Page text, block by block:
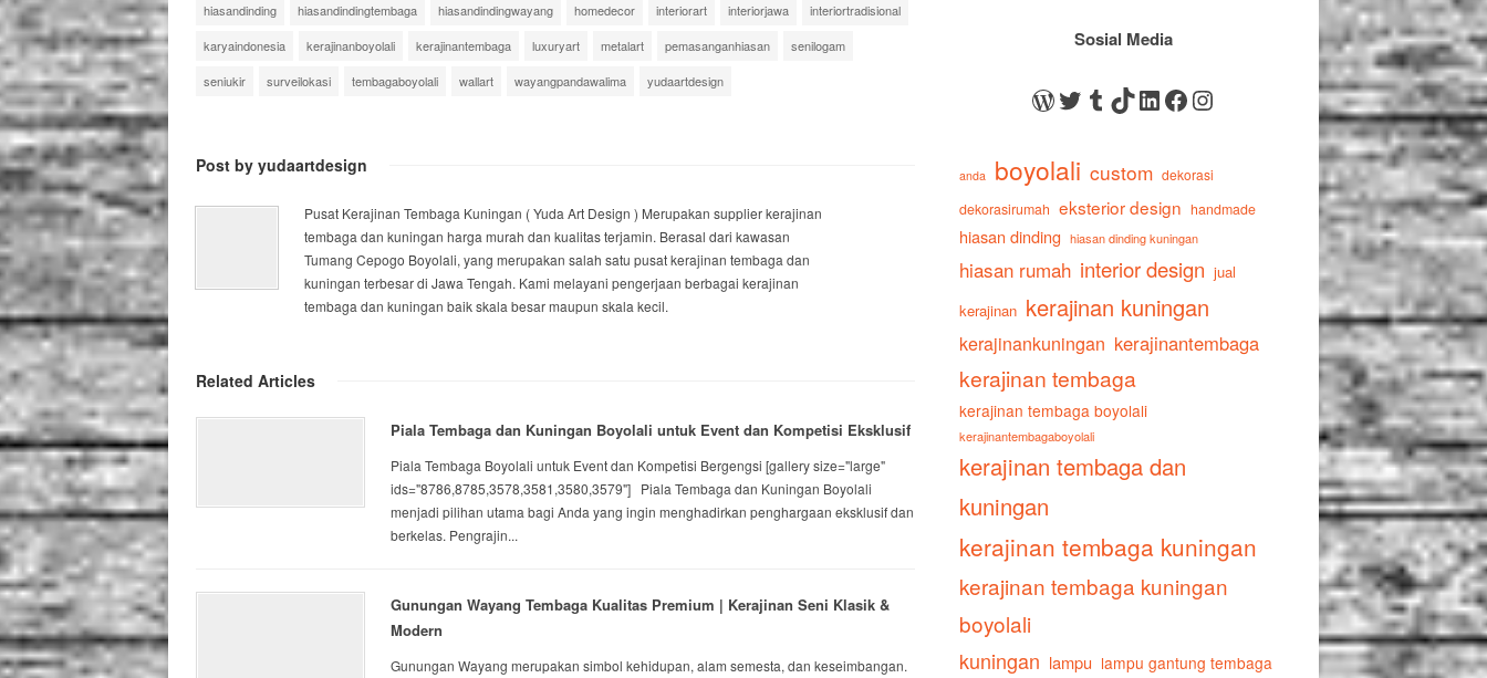
hiasandinding
hiasandindingtembaga hiasandindingwayang homedecor interiorart interiorjawa
interiortradisional
karyaindonesia
kerajinanboyolali kerajinantembaga luxuryart metalart pemasanganhiasan
senilogam
seniukir
surveilokasi tembagaboyolali wallart wayangpandawalima yudaartdesign
Post by yudaartdesign
Pusat Kerajinan Tembaga Kuningan ( Yuda Art Design ) Merupakan supplier kerajinan
tembaga dan kuningan harga murah dan kualitas terjamin. Berasal dari kawasan
Tumang Cepogo Boyolali, yang merupakan salah satu pusat kerajinan tembaga dan
kuningan terbesar di Jawa Tengah. Kami melayani pengerjaan berbagai kerajinan
tembaga dan kuningan baik skala besar maupun skala kecil.
Related Articles
Piala Tembaga dan Kuningan Boyolali untuk Event dan Kompetisi Eksklusif
Piala Tembaga Boyolali untuk Event dan Kompetisi Bergengsi [gallery size="large"
ids="8786,8785,3578,3581,3580,3579"] Piala Tembaga dan Kuningan Boyolali
menjadi pilihan utama bagi Anda yang ingin menghadirkan penghargaan eksklusif dan
berkelas. Pengrajin...
Gunungan Wayang Tembaga Kualitas Premium | Kerajinan Seni Klasik &
Modern
Gunungan Wayang merupakan simbol kehidupan, alam semesta, dan keseimbangan.
Sosial Media
WordPress
Twitter
Tumblr
TikTok
LinkedIn
Facebook
Instagram
anda boyolali custom dekorasi
dekorasirumah eksterior design handmade
hiasan dinding hiasan dinding kuningan
hiasan rumah interior design jual
kerajinan kerajinan kuningan
kerajinankuningan kerajinantembaga
kerajinan tembaga
kerajinan tembaga boyolali
kerajinantembagaboyolali
kerajinan tembaga dan
kuningan
kerajinan tembaga kuningan
kerajinan tembaga kuningan
boyolali
kuningan lampu lampu gantung tembaga